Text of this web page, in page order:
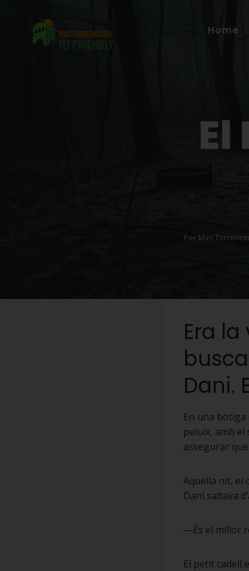
Home
Per Mas
Era
Dani.
En una botiga
peluix, amb
assegurar
Aquella nit, el
Dani saltava
—És el millor
El petit cadell